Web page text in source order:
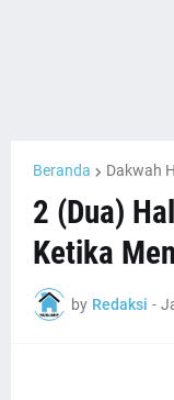
Beranda Dakwah
2 (Dua)
Ketika
by Redaksi -